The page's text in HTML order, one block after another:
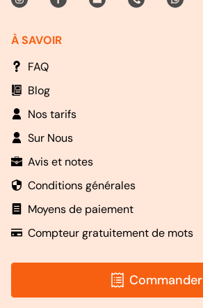
À SAVOIR
FAQ
Blog
Nos tarifs
Sur Nous
Avis et notes
Conditions générales
Moyens de paiement
Compteur gratuitement de mots
Commander